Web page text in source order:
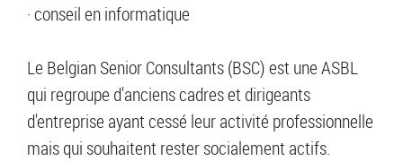
· conseil en informatique
Le Belgian Senior Consultants (BSC) est une ASBL
qui regroupe d'anciens cadres et dirigeants
d'entreprise ayant cessé leur activité professionnelle
mais qui souhaitent rester socialement actifs.